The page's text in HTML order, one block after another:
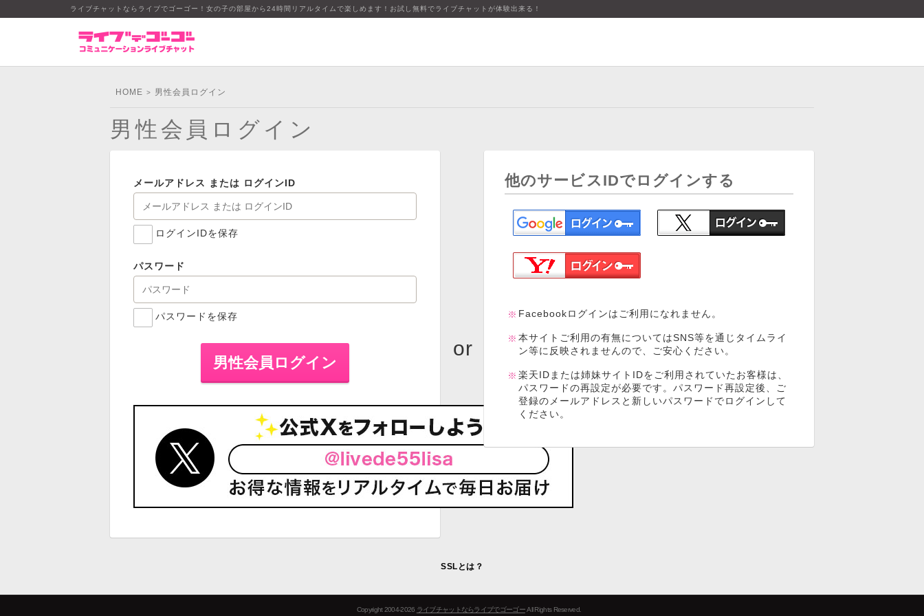
ライブチャットならライブでゴーゴー！女の子の部屋から24時間リアルタイムで楽しめます！お試し無料でライブチャットが体験出来る！
HOME > 男性会員ログイン
男性会員ログイン
メールアドレス または ログインID
ログインIDを保存
パスワード
パスワードを保存
他のサービスIDでログインする
Facebookログインはご利用になれません。
本サイトご利用の有無についてはSNS等を通じタイムライ
ン等に反映されませんので、ご安心ください。
楽天IDまたは姉妹サイトIDをご利用されていたお客様は、
パスワードの再設定が必要です。パスワード再設定後、ご
登録のメールアドレスと新しいパスワードでログインして
ください。
SSLとは？
Copyright 2004-2026 ライブチャットならライブでゴーゴーAll Rights Reserved.